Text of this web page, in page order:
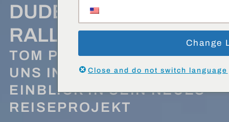
DUDES OF DUST
RALLYES
TOM POSSOD GIBT BEI
UNS IN HAMBURG EINEN
EINBLICK IN SEIN NEUES
REISEPROJEKT
Change
Close and do not switch language